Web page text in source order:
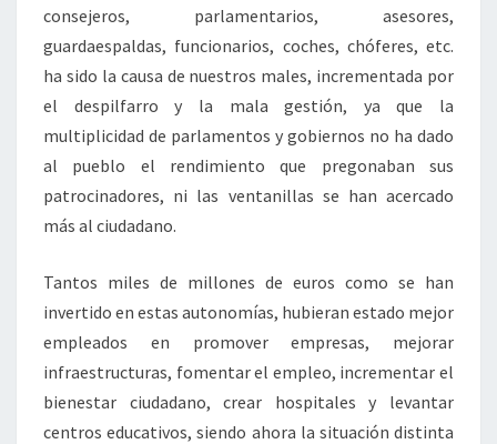
consejeros, parlamentarios, asesores,
guardaespaldas, funcionarios, coches, chóferes, etc.
ha sido la causa de nuestros males, incrementada por
el despilfarro y la mala gestión, ya que la
multiplicidad de parlamentos y gobiernos no ha dado
al pueblo el rendimiento que pregonaban sus
patrocinadores, ni las ventanillas se han acercado
más al ciudadano.
Tantos miles de millones de euros como se han
invertido en estas autonomías, hubieran estado mejor
empleados en promover empresas, mejorar
infraestructuras, fomentar el empleo, incrementar el
bienestar ciudadano, crear hospitales y levantar
centros educativos, siendo ahora la situación distinta